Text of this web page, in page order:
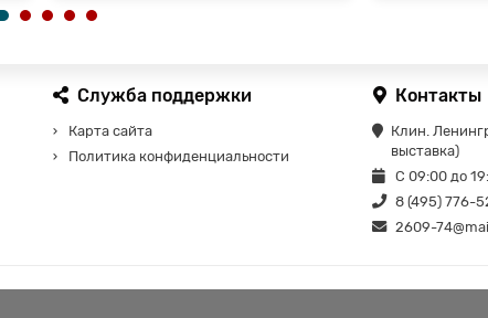
Служба поддержки
Карта сайта
Политика конфиденциальности
Контакты
Клин.
выставка)
С 09:00 до
8 (495) 776-
2609-